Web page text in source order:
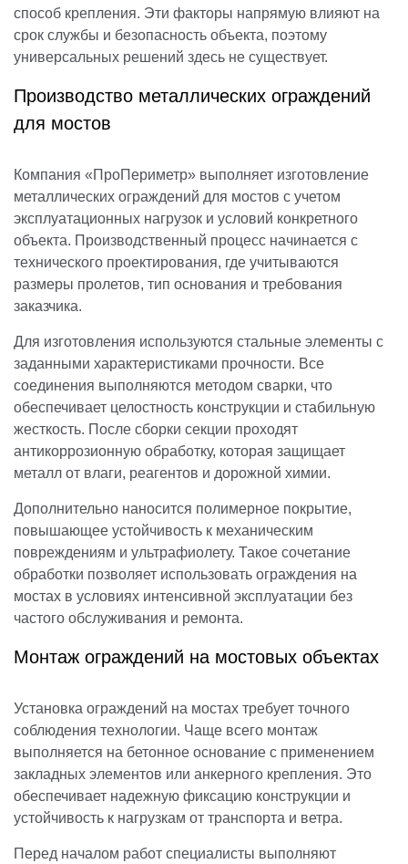
способ крепления. Эти факторы напрямую влияют на
срок службы и безопасность объекта, поэтому
универсальных решений здесь не существует.
Производство металлических ограждений
для мостов
Компания «ПроПериметр» выполняет изготовление
металлических ограждений для мостов с учетом
эксплуатационных нагрузок и условий конкретного
объекта. Производственный процесс начинается с
технического проектирования, где учитываются
размеры пролетов, тип основания и требования
заказчика.
Для изготовления используются стальные элементы с
заданными характеристиками прочности. Все
соединения выполняются методом сварки, что
обеспечивает целостность конструкции и стабильную
жесткость. После сборки секции проходят
антикоррозионную обработку, которая защищает
металл от влаги, реагентов и дорожной химии.
Дополнительно наносится полимерное покрытие,
повышающее устойчивость к механическим
повреждениям и ультрафиолету. Такое сочетание
обработки позволяет использовать ограждения на
мостах в условиях интенсивной эксплуатации без
частого обслуживания и ремонта.
Монтаж ограждений на мостовых объектах
Установка ограждений на мостах требует точного
соблюдения технологии. Чаще всего монтаж
выполняется на бетонное основание с применением
закладных элементов или анкерного крепления. Это
обеспечивает надежную фиксацию конструкции и
устойчивость к нагрузкам от транспорта и ветра.
Перед началом работ специалисты выполняют